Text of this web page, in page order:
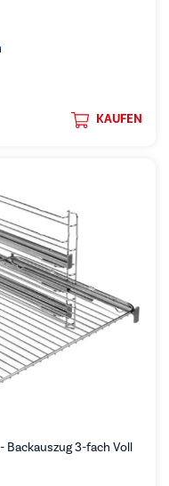
KAUFEN
Backauszug 3-fach Voll